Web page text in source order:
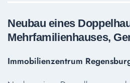
Neubau eines
Mehrfamilienhauses,
Immobilienzentrum